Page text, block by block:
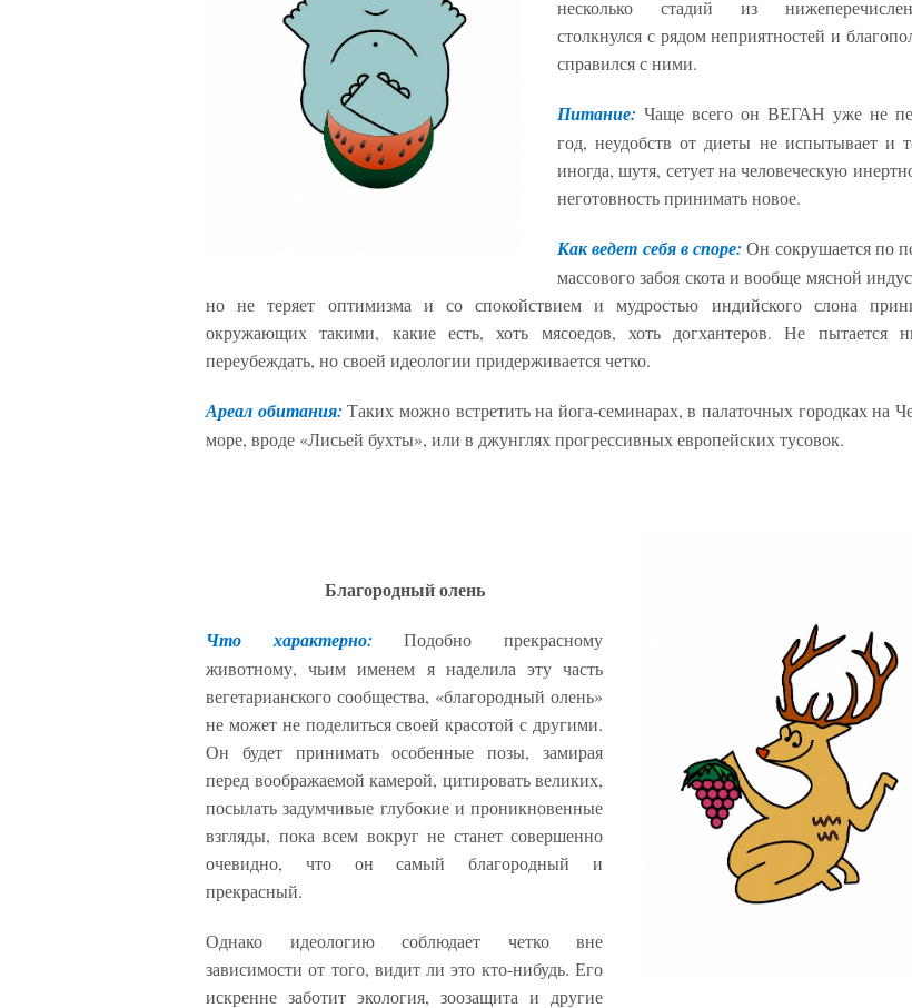
несколько стадий из
столкнулся с рядом неприятностей и
справился с ними.
Питание: Чаще всего он ВЕГАН уже не
год, неудобств от диеты не испытывает и
иногда, шутя, сетует на человеческую
неготовность принимать новое.
Как ведет себя в споре:Он сокрушается по
массового забоя скота и вообще мясной
но не теряет оптимизма и со спокойствием и мудростью индийского слона
окружающих такими, какие есть, хоть мясоедов, хоть догхантеров. Не пытается
переубеждать, но своей идеологии придерживается четко.
Ареал обитания: Таких можно встретить на йога-семинарах, в палаточных городках на
море, вроде «Лисьей бухты», или в джунглях прогрессивных европейских тусовок.
Благородный олень
Что характерно:Подобно прекрасному
животному, чьим именем я наделила эту часть
вегетарианского сообщества, «благородный олень»
не может не поделиться своей красотой с другими.
Он будет принимать особенные позы, замирая
перед воображаемой камерой, цитировать великих,
посылать задумчивые глубокие и проникновенные
взгляды, пока всем вокруг не станет совершенно
очевидно, что он самый благородный и
прекрасный.
Однако идеологию соблюдает четко вне
зависимости от того, видит ли это кто-нибудь. Его
искренне заботит экология, зоозащита и другие